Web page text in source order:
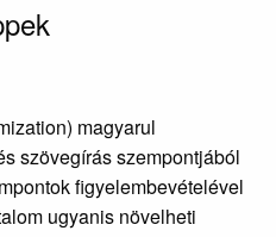
magyarul
szövegírás szempontjából
figyelembevételével
ugyanis növelheti